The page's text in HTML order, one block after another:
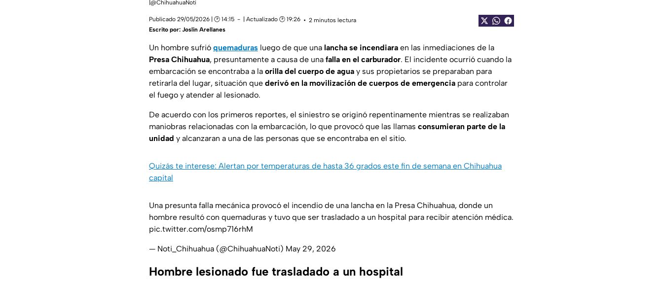
|@ChihuahuaNoti
Publicado 29/05/2026 | 🕑 14:15 | Actualizado 🕑 19:26
2 minutos lectura
Escrito por: Joslin Arellanes
Un hombre sufrió quemaduras luego de que una lancha se incendiara en las inmediaciones de la
Presa Chihuahua, presuntamente a causa de una falla en el carburador. El incidente ocurrió cuando la
embarcación se encontraba a la orilla del cuerpo de agua y sus propietarios se preparaban para
retirarla del lugar, situación que derivó en la movilización de cuerpos de emergencia para controlar
el fuego y atender al lesionado.
De acuerdo con los primeros reportes, el siniestro se originó repentinamente mientras se realizaban
maniobras relacionadas con la embarcación, lo que provocó que las llamas consumieran parte de la
unidad y alcanzaran a una de las personas que se encontraba en el sitio.
Quizás te interese: Alertan por temperaturas de hasta 36 grados este fin de semana en Chihuahua
capital
Una presunta falla mecánica provocó el incendio de una lancha en la Presa Chihuahua, donde un
hombre resultó con quemaduras y tuvo que ser trasladado a un hospital para recibir atención médica.
pic.twitter.com/osmp716rhM
— Noti_Chihuahua (@ChihuahuaNoti) May 29, 2026
Hombre lesionado fue trasladado a un hospital